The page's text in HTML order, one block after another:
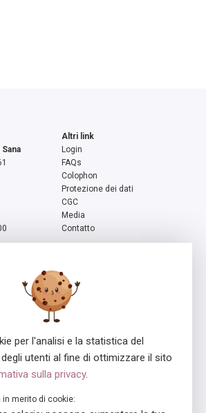
Altri link
Login
FAQs
Colophon
Protezione dei dati
CGC
Media
Contatto
Fondazione Svizzera Pro Mente Sana, co-
Fondazione Beisheim
per l'analisi e la statistica del
utenti al fine di ottimizzare il sito
sulla privacy.
merito di cookie: